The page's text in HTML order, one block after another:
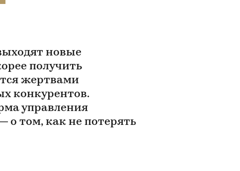
новые
получить
жертвами
конкурентов.
управления
о том, как не потерять